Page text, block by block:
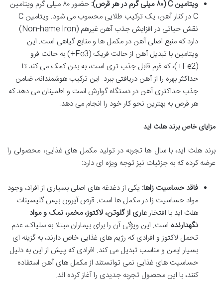
ویتامین C (۸۰ میلی گرم در هر قرص):
حضور ۸۰ میلی گرم ویتامین
C در کنار آهن، یک ترکیب طلایی محسوب می شود. ویتامین C
نقش حیاتی در افزایش جذب آهن غیرهم (Non-heme Iron)
دارد که منبع اصلی آهن در مکمل ها و منابع گیاهی است. این
ویتامین با تبدیل آهن از حالت فریک (Fe3+) به حالت فرو
(Fe2+)، که فرم قابل جذب تری است، به بدن کمک می کند تا
حداکثر بهره را از آهن دریافتی ببرد. این ترکیب هوشمندانه، ضامن
جذب حداکثری آهن در دستگاه گوارش است و اطمینان می دهد که
هر قرص به بهترین نحو کار خود را انجام می دهد.
مزایای خاص برند هلث اید
برند هلث اید، با سال ها تجربه در تولید مکمل های غذایی، محصولی را
عرضه کرده که به جزئیات نیز توجه ویژه ای دارد:
فاقد حساسیت زاها: یکی از دغدغه های اصلی بسیاری از افراد، وجود
مواد حساسیت زا در مکمل ها است. قرص آیرون بیس گلیسینات
هلث اید با افتخارعاری از گلوتن، لاکتوز، مخمر، نمک و مواد
نگهدارنده است. این ویژگی آن را برای بیماران مبتلا به سلیاک، عدم
تحمل لاکتوز و افرادی که رژیم های غذایی خاص دارند، به گزینه ای
بسیار ایمن و مناسب تبدیل می کند. افرادی که پیش از این به دلیل
حساسیت های غذایی نمی توانستند از مکمل های آهن استفاده
کنند، با این محصول تجربه جدیدی را آغاز کرده اند.